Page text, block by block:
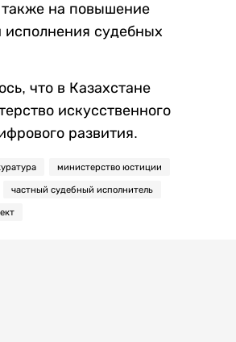
также на повышение
исполнения судебных
что в Казахстане
искусственного
развития.
министерство юстиции
частный судебный исполнитель